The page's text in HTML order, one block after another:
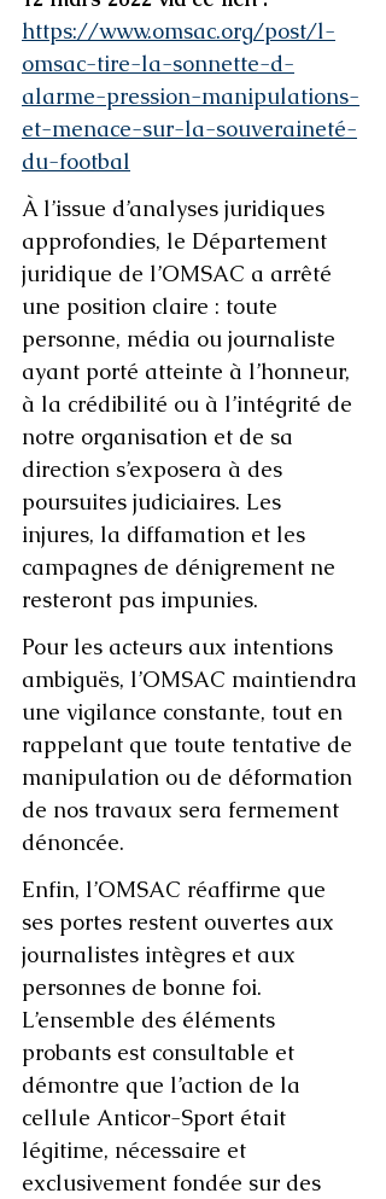
https://www.omsac.org/post/l-
omsac-tire-la-sonnette-d-
alarme-pression-manipulations-
et-menace-sur-la-souveraineté-
du-footbal
À l’issue d’analyses juridiques
approfondies, le Département
juridique de l’OMSAC a arrêté
une position claire : toute
personne, média ou journaliste
ayant porté atteinte à l’honneur,
à la crédibilité ou à l’intégrité de
notre organisation et de sa
direction s’exposera à des
poursuites judiciaires. Les
injures, la diffamation et les
campagnes de dénigrement ne
resteront pas impunies.
Pour les acteurs aux intentions
ambiguës, l’OMSAC maintiendra
une vigilance constante, tout en
rappelant que toute tentative de
manipulation ou de déformation
de nos travaux sera fermement
dénoncée.
Enfin, l’OMSAC réaffirme que
ses portes restent ouvertes aux
journalistes intègres et aux
personnes de bonne foi.
L’ensemble des éléments
probants est consultable et
démontre que l’action de la
cellule Anticor-Sport était
légitime, nécessaire et
exclusivement fondée sur des